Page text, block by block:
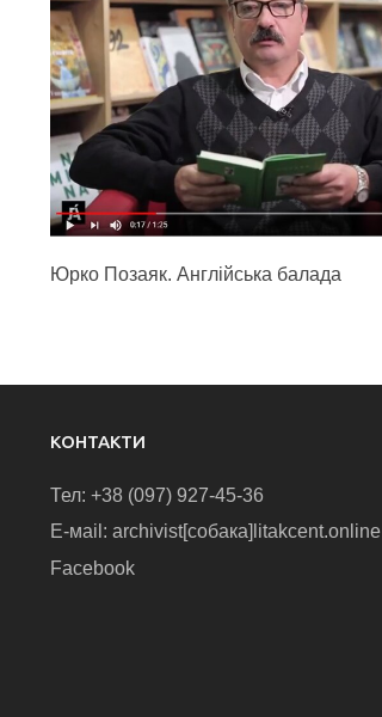
Юрко Позаяк. Англійська балада
КОНТАКТИ
Тел: +38 (097) 927-45-36
E-маіl: archivist[собака]litakcent.online
Facebook